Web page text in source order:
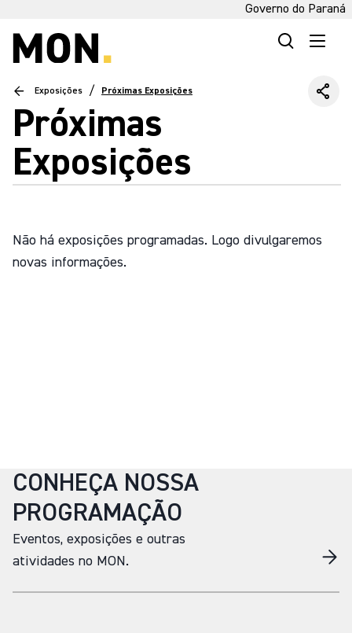
Governo do Paraná
Exposições / Próximas Exposições
Próximas
Exposições
Não há exposições programadas. Logo divulgaremos
novas informações.
CONHEÇA NOSSA
PROGRAMAÇÃO
Eventos, exposições e outras
atividades no MON.